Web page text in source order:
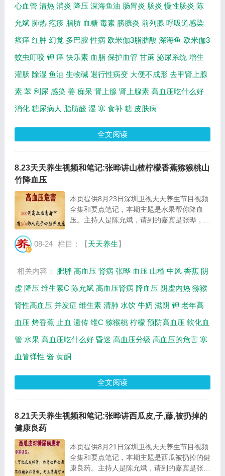
心血管 清热 消炎 降压 深海鱼油 肠胃炎 肠炎 慢性肠炎 陈
允斌 肺热 疱疹 脂肪 血糖 毒素 膀胱炎 前列腺 呼吸道感染
瘙痒 红肿 幻觉 多巴胺 性病 欧米伽3脂肪酸 深海鱼 欧米伽3
蚊虫叮咬 钾 痒 快乐素 血脂 保护血管 甘蔗 泌尿系统 增生
灌肠 除湿 鱼油 生物碱 退行性病变 大便不成形 去甲肾上腺
素 苯 利尿 感染 姜 痴呆 肾上腺 肾上腺素 高血压吃什么好
消化 糖尿病人 脂肪酸 湿 寒 食补 糖 皮肤病
全文阅读
8.23天天养生视频和笔记:张晔讲山楂柠檬香蕉猕猴桃山
竹降血压
本页提供8月23日深圳卫视天天养生节目视频
全集和要点笔记，本期主题是水果帮你降血
压。主持人是陈允斌，请到的嘉宾是张晔，主
降压稳压作用。...
08-24 栏目：【天天养生】
相关内容： 肥胖 高血压 肾病 张晔 血压 山楂 中风 香蕉 阴
虚 降压 维生素C 陈允斌 高血压肾病 降血压 阴虚内热 猕猴
肾性高血压 并发症 维生素 清肺 水饮 牛奶 滋阴 钾 老年高
血压 烤香蕉 止血 遗传 维C 猕猴桃 柠檬 预防高血压 软化血
管 水果 高血压吃什么好 昏迷 高血压分级 高血压的危害 寒
血管弹性 酱 黄酮
全文阅读
8.21天天养生视频和笔记:张晔讲西瓜皮,子,藤,被扔掉的
健康良药
本页提供8月21日深圳卫视天天养生节目视频
全集和要点笔记，本期主题是西瓜被扔掉的健
康良药。主持人是陈允斌，请到的嘉宾是张